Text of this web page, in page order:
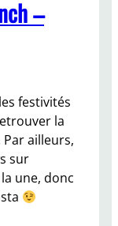
–
festivités
la
ailleurs,
sur
une, donc